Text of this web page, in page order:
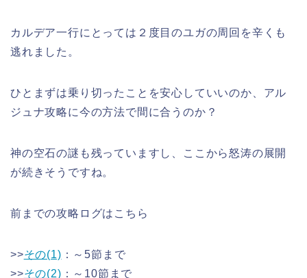
カルデア一行にとっては２度目のユガの周回を辛くも
逃れました。
ひとまずは乗り切ったことを安心していいのか、アル
ジュナ攻略に今の方法で間に合うのか？
神の空石の謎も残っていますし、ここから怒涛の展開
が続きそうですね。
前までの攻略ログはこちら
>>その(1) ：～5節まで
>>その(2) ：～10節まで